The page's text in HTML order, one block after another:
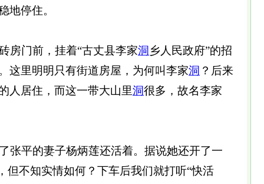
地停住。
门前，挂着“古丈县李家洞 乡人民政府”的招
这里明明只有街道房屋，为何叫李家洞 ？后来
人居住，而这一带大山里洞很多，故名李家
平的妻子杨炳莲还活着。据说她还开了一
但不知实情如何？下车后我们就打听“快活